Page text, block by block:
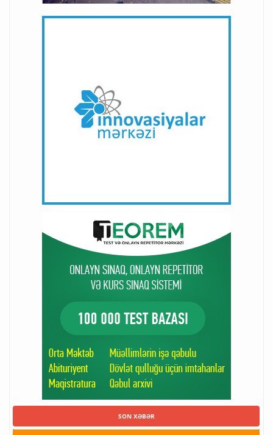
SON XƏBƏR